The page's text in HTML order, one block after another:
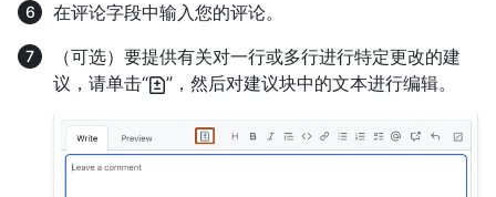
在评论字段中输入您的评论。
（可选）要提供有关对一行或多行进行特定更改的建
议，请单击“
”，然后对建议块中的文本进行编辑。